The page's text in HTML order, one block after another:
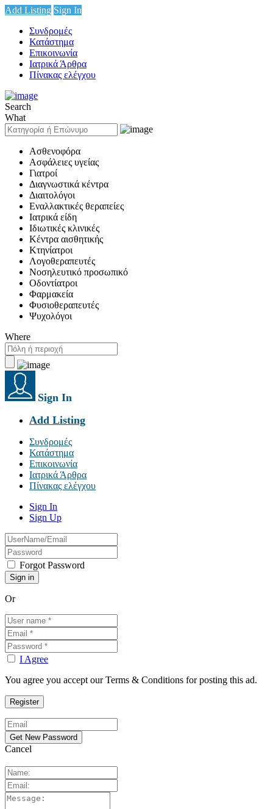
Add Listing Sign In
Συνδρομές
Κατάστημα
Επικοινωνία
Ιατρικά Άρθρα
Πίνακας ελέγχου
Search
What
Ασθενοφόρα
Ασφάλειες υγείας
Γιατροί
Διαγνωστικά κέντρα
Διαιτολόγοι
Εναλλακτικές θεραπείες
Ιατρικά είδη
Ιδιωτικές κλινικές
Κέντρα αισθητικής
Κτηνίατροι
Λογοθεραπευτές
Νοσηλευτικό προσωπικό
Οδοντίατροι
Φαρμακεία
Φυσιοθεραπευτές
Ψυχολόγοι
Where
Sign In
Add Listing
Συνδρομές
Κατάστημα
Επικοινωνία
Ιατρικά Άρθρα
Πίνακας ελέγχου
Sign In
Sign Up
Forgot Password
Or
I Agree
You agree you accept our Terms & Conditions for posting this ad.
Cancel